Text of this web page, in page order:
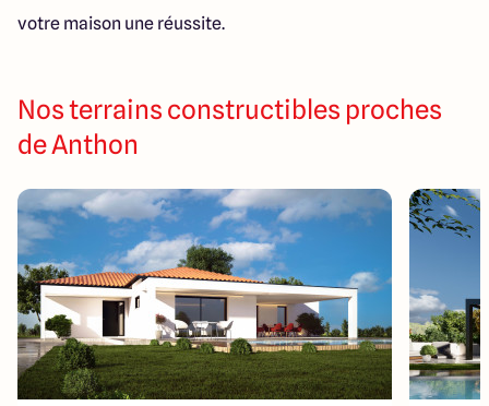
votre maison une réussite.
Nos terrains constructibles proches
de Anthon